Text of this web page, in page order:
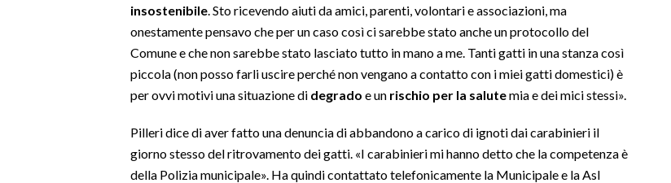
insostenibile. Sto ricevendo aiuti da amici, parenti, volontari e associazioni, ma
onestamente pensavo che per un caso così ci sarebbe stato anche un protocollo del
Comune e che non sarebbe stato lasciato tutto in mano a me. Tanti gatti in una stanza così
piccola (non posso farli uscire perché non vengano a contatto con i miei gatti domestici) è
per ovvi motivi una situazione di degrado e un rischio per la salutemia e dei mici stessi».
Pilleri dice di aver fatto una denuncia di abbandono a carico di ignoti dai carabinieri il
giorno stesso del ritrovamento dei gatti. «I carabinieri mi hanno detto che la competenza è
della Polizia municipale». Ha quindi contattato telefonicamente la Municipale e la Asl